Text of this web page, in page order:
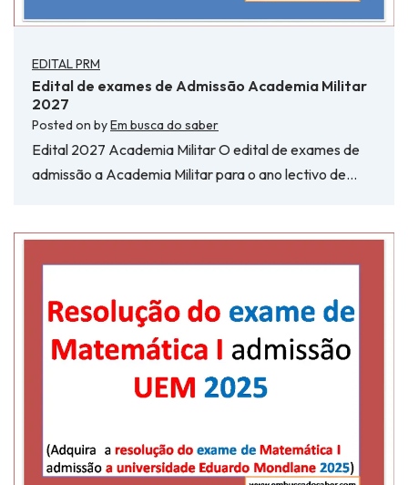
EDITAL PRM
Edital de exames de Admissão Academia Militar
2027
Posted on byEm busca do saber
Edital 2027 Academia Militar O edital de exames de
admissão a Academia Militar para o ano lectivo de…